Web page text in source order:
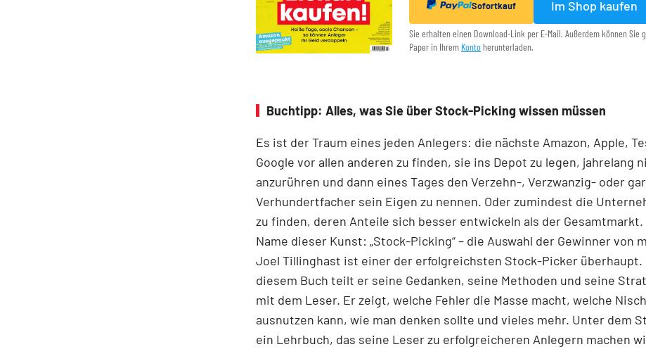
Sofortkauf Im Shop kaufen
Sie erhalten einen Download-Link per E-Mail. Außerdem können Sie
Paper in Ihrem Konto herunterladen.
Buchtipp: Alles, was Sie über Stock-Picking wissen müssen
Es ist der Traum eines jeden Anlegers: die nächste Amazon, Apple,
Google vor allen anderen zu finden, sie ins Depot zu legen, jahrelang
anzurühren und dann eines Tages den Verzehn-, Verzwanzig- oder gar
Verhundertfacher sein Eigen zu nennen. Oder zumindest die
zu finden, deren Anteile sich besser entwickeln als der Gesamtmarkt.
Name dieser Kunst: „Stock-Picking“ – die Auswahl der Gewinner von
Joel Tillinghast ist einer der erfolgreichsten Stock-Picker überhaupt.
diesem Buch teilt er seine Gedanken, seine Methoden und seine
mit dem Leser. Er zeigt, welche Fehler die Masse macht, welche
ausnutzen kann, wie man denken sollte und vieles mehr. Unter dem
ein Lehrbuch, das seine Leser zu erfolgreicheren Anlegern machen